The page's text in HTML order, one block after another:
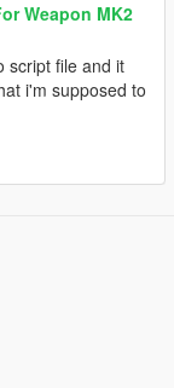
Weapon MK2
script file and it
i'm supposed to